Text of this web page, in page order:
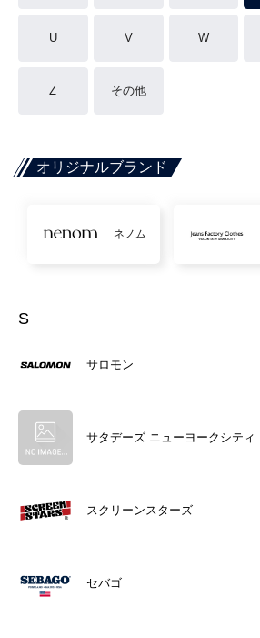
U V W
Z その他
オリジナルブランド
ネノム
S
サロモン
サタデーズ ニューヨークシティ
スクリーンスターズ
セバゴ